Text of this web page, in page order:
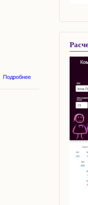
Подробнее